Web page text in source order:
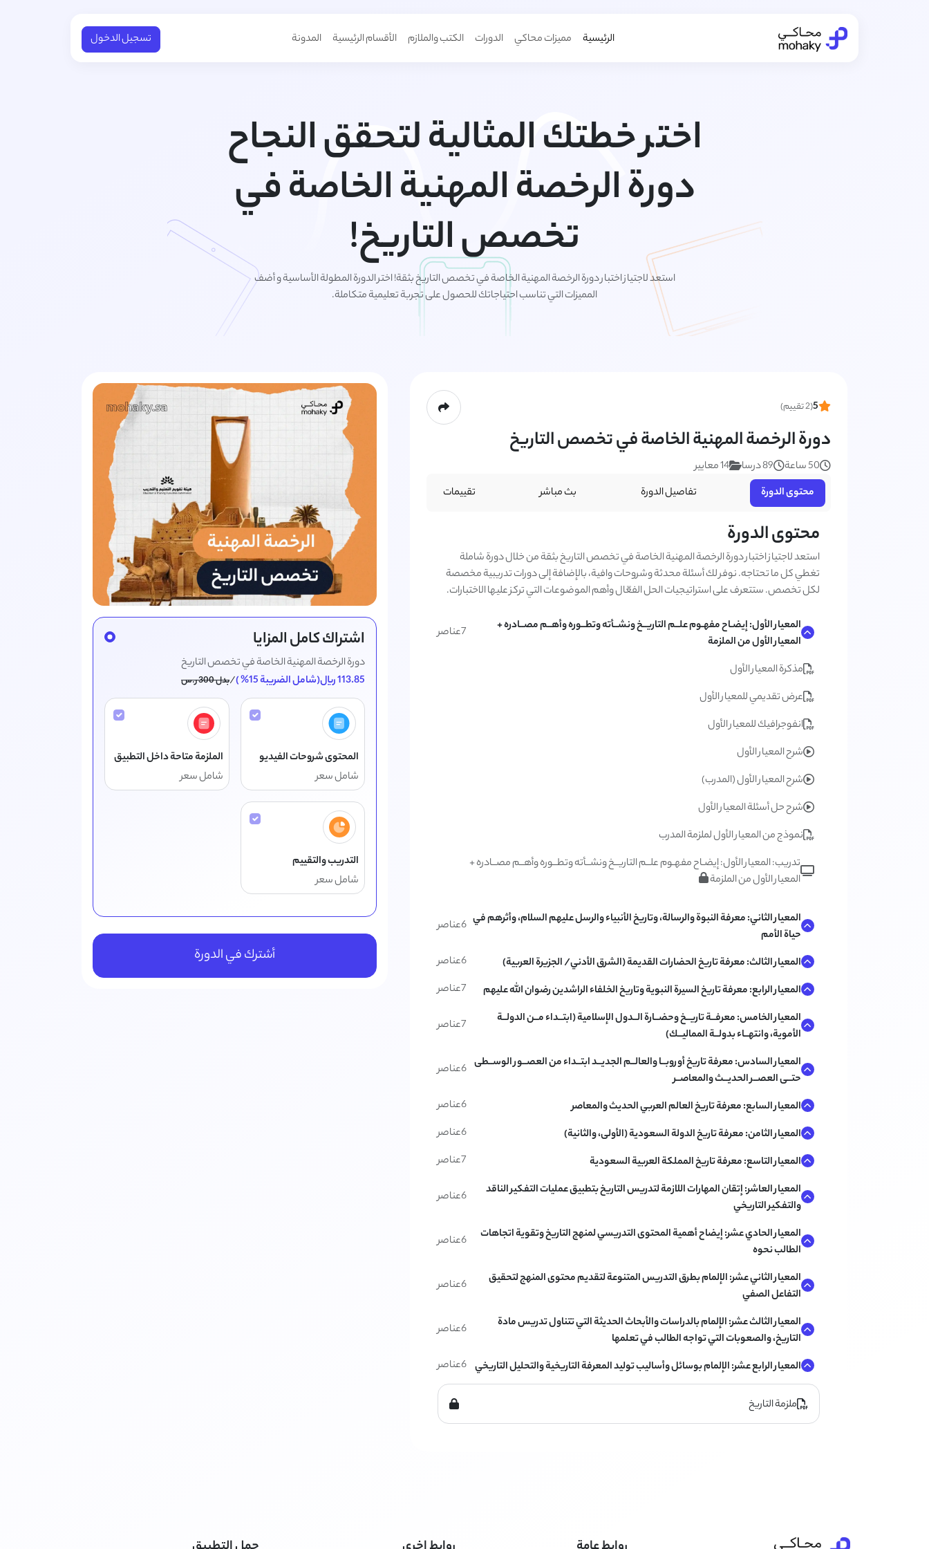
الرئيسية مميزات محاكي الدورات الكتب والملازم الأقسام الرئيسية المدونة تسجيل الدخول
اختر خطتك المثالية لتحقق النجاح
دورة الرخصة المهنية الخاصة في
تخصص التاريخ!
استعد لاجتياز اختبار دورة الرخصة المهنية الخاصة في تخصص التاريخ بثقة! اختر الدورة المطولة الأساسية و أضف
المميزات التي تناسب احتياجاتك للحصول على تجربة تعليمية متكاملة.
5(2 تقييم)
دورة الرخصة المهنية الخاصة في تخصص التاريخ
50 ساعة 89 درسا
14 معايير
محتوى الدورة
تفاصيل الدورة بث مباشر تقييمات
محتوى الدورة
استعد لاجتياز اختبار دورة الرخصة المهنية الخاصة في تخصص التاريخ بثقة من خلال دورة شاملة
تغطي كل ما تحتاجه. نوفر لك أسئلة محدثة وشروحات وافية، بالإضافة إلى دورات تدريبية مخصصة
لكل تخصص. ستتعرف على استراتيجيات الحل الفعّال وأهم الموضوعات التي تركز عليها الاختبارات.
المعيار الأول: إيضـاح مفهـوم علــم التاريــخ ونشــأته وتطــوره وأهــم مصــادره +
المعيار الأول من الملزمة
7عناصر
مذكرة المعيار الأول
عرض تقديمي للمعيار الأول
انفوجرافيك للمعيار الأول
شرح المعيار الأول
شرح المعيار الأول (المدرب)
شرح حل أسئلة المعيار الأول
نموذج من المعيار الأول لملزمة المدرب
تدريب: المعيار الأول: إيضـاح مفهـوم علــم التاريــخ ونشــأته وتطــوره وأهــم مصــادره +
المعيار الأول من الملزمة
المعيار الثاني: معرفة النبوة والرسالة، وتاريخ الأنبياء والرسل عليهم السلام، وأثرهم في
حياة الأمم
6عناصر
المعيار الثالث: معرفة تاريخ الحضارات القديمة (الشرق الأدني/ الجزيرة العربية) 6عناصر
المعيار الرابع: معرفة تاريخ السيرة النبوية وتاريخ الخلفاء الراشدين رضوان الله عليهم
7عناصر
المعيار الخامس: معرفــة تاريــخ وحضــارة الــدول الإسلامية (ابتــداء مــن الدولــة
الأموية، وانتهــاء بدولــة المماليــك)
7عناصر
المعيار السادس: معرفة تاريخ أوروبــا والعالــم الجديــد ابتــداء من العصــور الوســطى
حتــى العصــر الحديــث والمعاصــر
6عناصر
المعيار السابع: معرفة تاريخ العالم العربي الحديث والمعاصر 6عناصر
المعيار الثامن: معرفة تاريخ الدولة السعودية (الأولى، والثانية)
6عناصر
المعيار التاسع: معرفة تاريخ المملكة العربية السعودية
7عناصر
المعيار العاشر: إتقان المهارات اللازمة لتدريس التاريخ بتطبيق عمليات التفكير الناقد
والتفكير التاريخي
6عناصر
المعيار الحادي عشر: إيضاح أهمية المحتوى التدريسي لمنهج التاريخ وتقوية اتجاهات
الطالب نحوه
6عناصر
المعيار الثاني عشر: الإلمام بطرق التدريس المتنوعة لتقديم محتوى المنهج لتحقيق
التفاعل الصفي
6عناصر
المعيار الثالث عشر: الإلمام بالدراسات والأبحاث الحديثة التي تتناول تدريس مادة
التاريخ، والصعوبات التي تواجه الطالب في تعلمها
6عناصر
المعيار الرابع عشر: الإلمام بوسائل وأساليب توليد المعرفة التاريخية والتحليل التاريخي 6عناصر
ملزمة التاريخ
اشتراك كامل المزايا
دورة الرخصة المهنية الخاصة في تخصص التاريخ
113.85ريال(شامل الضريبة 15% ) /بدل 300 ر.س
المحتوى شروحات الفيديو
شامل سعر
الملزمة متاحة داخل التطبيق
شامل سعر
التدريب والتقييم
شامل سعر
أشترك في الدورة